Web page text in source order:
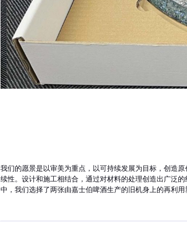
我们的愿景是以审美为重点，以可持续发展为目标，创造
续性。设计和施工相结合，通过对材料的处理创造出广泛
中，我们选择了两张由嘉士伯啤酒生产的旧机身上的再利用